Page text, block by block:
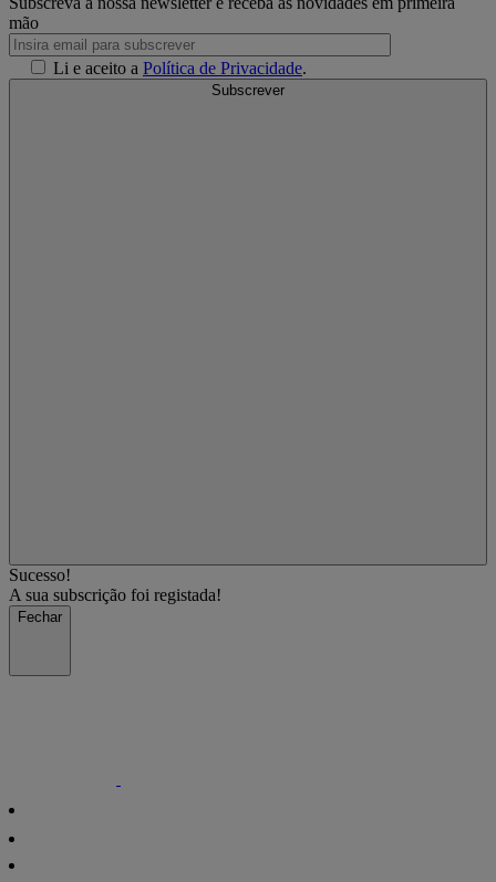
mão
Li e aceito a Política de Privacidade.
Subscrever
Sucesso!
A sua subscrição foi registada!
Fechar